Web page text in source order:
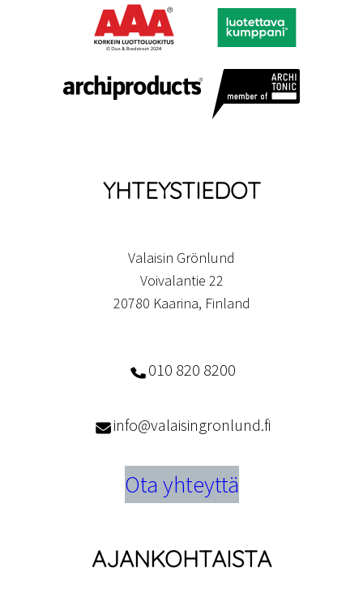
YHTEYSTIEDOT
Valaisin Grönlund
Voivalantie 22
20780 Kaarina, Finland
010 820 8200
info@valaisingronlund.fi
Ota yhteyttä
AJANKOHTAISTA